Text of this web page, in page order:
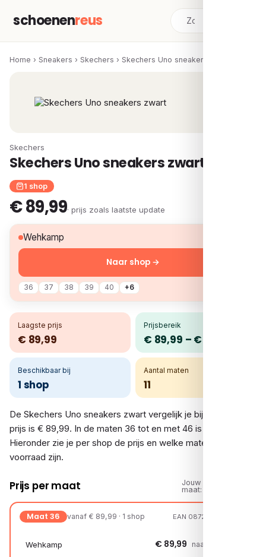
schoenenreus
Home › Sneakers › Skechers › Skechers Uno sneakers zwart
Skechers
Skechers Uno sneakers zwart
1 shop
€ 89,99· prijs zoals laatste update
Wehkamp
36 37 38 39 40 +6
Naar shop →
Laagste prijs
€ 89,99
Prijsbereik
€ 89,99 – € 89,99
Beschikbaar bij
1 shop
Aantal maten
11
De Skechers Uno sneakers zwart vergelijk je bij 1 shop. De
prijs is € 89,99. In de maten 36 tot en met 46 is er voorraad.
Hieronder zie je per shop de prijs en welke maten op
voorraad zijn.
Prijs per maat
Jouw
maat:
Maat 36 vanaf € 89,99 · 1 shop EAN 08721108231609
Wehkamp € 89,99 naar shop →